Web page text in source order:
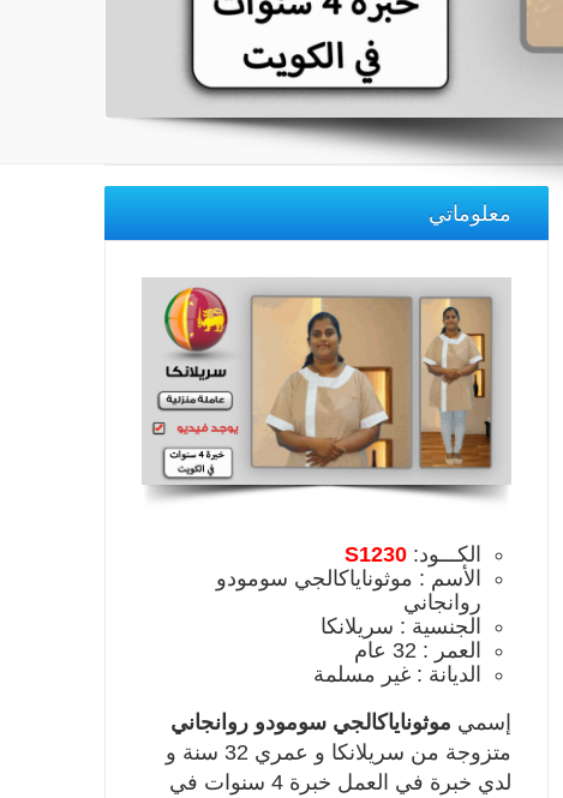
معلوماتي
الكـــود: S1230
الأسم : موثوناياكالجي سومودو
روانجاني
الجنسية : سريلانكا
العمر : 32 عام
الديانة : غير مسلمة
إسمي موثوناياكالجي سومودو روانجاني
متزوجة من سريلانكا و عمري 32 سنة و
لدي خبرة في العمل خبرة 4 سنوات في